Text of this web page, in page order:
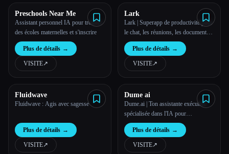
Preschools Near Me
Assistant personnel IA pour trouver
des écoles maternelles et s'inscrire
Plus de détails →
VISITE↗︎
Lark
Lark | Superapp de productivité pour
le chat, les réunions, les documents
et les projets
Plus de détails →
VISITE↗︎
Fluidwave
Fluidwave : Agis avec sagesse
Plus de détails →
VISITE↗︎
Dume ai
Dume.ai | Ton assistante exécutive
spécialisée dans l'IA pour
l'automatisation du travail
Plus de détails →
VISITE↗︎